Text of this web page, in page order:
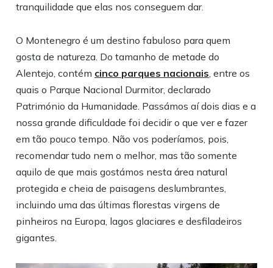
tranquilidade que elas nos conseguem dar.
O Montenegro é um destino fabuloso para quem
gosta de natureza. Do tamanho de metade do
Alentejo, contém cinco parques nacionais, entre os
quais o Parque Nacional Durmitor, declarado
Património da Humanidade. Passámos aí dois dias e a
nossa grande dificuldade foi decidir o que ver e fazer
em tão pouco tempo. Não vos poderíamos, pois,
recomendar tudo nem o melhor, mas tão somente
aquilo de que mais gostámos nesta área natural
protegida e cheia de paisagens deslumbrantes,
incluindo uma das últimas florestas virgens de
pinheiros na Europa, lagos glaciares e desfiladeiros
gigantes.